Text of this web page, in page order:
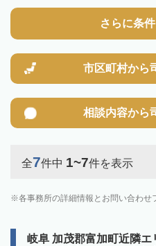
さらに条
市区町村から
相談内容から
全7件中 1~7件を表示
各事務所の詳細情報とお問い合わ
岐阜 加茂郡富加町近隣